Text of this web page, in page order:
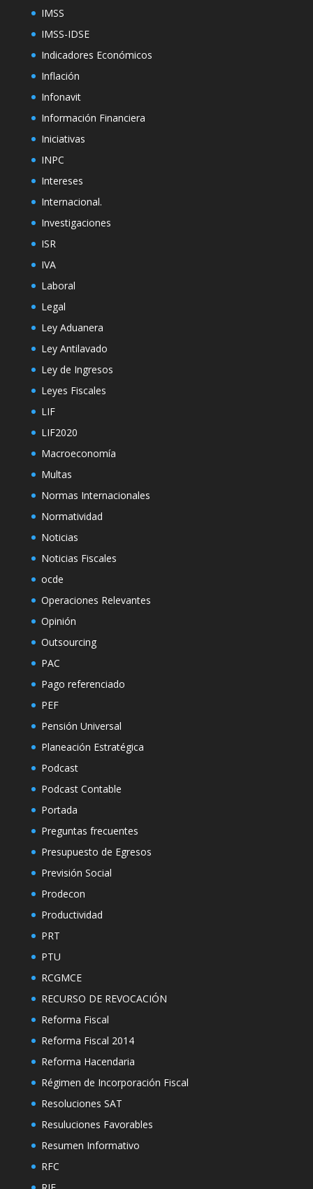
IMSS
IMSS-IDSE
Indicadores Económicos
Inflación
Infonavit
Información Financiera
Iniciativas
INPC
Intereses
Internacional.
Investigaciones
ISR
IVA
Laboral
Legal
Ley Aduanera
Ley Antilavado
Ley de Ingresos
Leyes Fiscales
LIF
LIF2020
Macroeconomía
Multas
Normas Internacionales
Normatividad
Noticias
Noticias Fiscales
ocde
Operaciones Relevantes
Opinión
Outsourcing
PAC
Pago referenciado
PEF
Pensión Universal
Planeación Estratégica
Podcast
Podcast Contable
Portada
Preguntas frecuentes
Presupuesto de Egresos
Previsión Social
Prodecon
Productividad
PRT
PTU
RCGMCE
RECURSO DE REVOCACIÓN
Reforma Fiscal
Reforma Fiscal 2014
Reforma Hacendaria
Régimen de Incorporación Fiscal
Resoluciones SAT
Resuluciones Favorables
Resumen Informativo
RFC